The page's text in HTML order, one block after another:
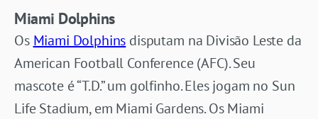
Miami Dolphins
Os Miami Dolphins disputam na Divisão Leste da
American Football Conference (AFC). Seu
mascote é “T.D.” um golfinho. Eles jogam no Sun
Life Stadium, em Miami Gardens. Os Miami